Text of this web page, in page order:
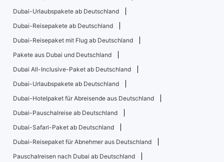
Dubai-Urlaubspakete ab Deutschland
Dubai-Reisepakete ab Deutschland
Dubai-Reisepaket mit Flug ab Deutschland
Pakete aus Dubai und Deutschland
Dubai All-Inclusive-Paket ab Deutschland
Dubai-Urlaubspakete ab Deutschland
Dubai-Hotelpaket für Abreisende aus Deutschland
Dubai-Pauschalreise ab Deutschland
Dubai-Safari-Paket ab Deutschland
Dubai-Reisepaket für Abnehmer aus Deutschland
Pauschalreisen nach Dubai ab Deutschland